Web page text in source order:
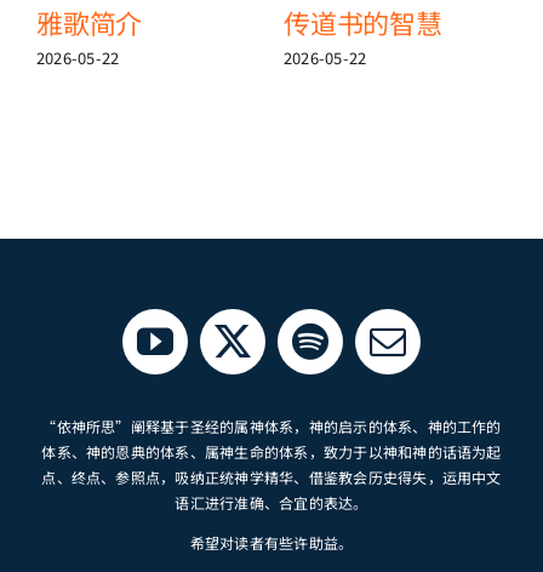
雅歌简介
2026-05-22
传道书的智慧
2026-05-22
“依神所思”阐释基于圣经的属神体系，神的启示的体系、神的工作的
体系、神的恩典的体系、属神生命的体系，致力于以神和神的话语为起
点、终点、参照点，吸纳正统神学精华、借鉴教会历史得失，运用中文
语汇进行准确、合宜的表达。
希望对读者有些许助益。